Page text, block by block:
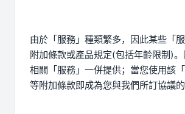
由於「服務」種類繁多，因此某些「
附加條款或產品規定(包括年齡限制)
相關「服務」一併提供；當您使用該
等附加條款即成為您與我們所訂協議的